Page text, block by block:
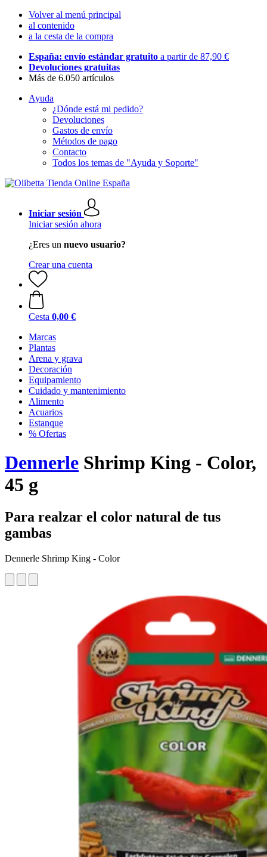
Volver al menú principal
al contenido
a la cesta de la compra
España: envío estándar gratuito a partir de 87,90 €
Devoluciones gratuitas
Más de 6.050 artículos
Ayuda
¿Dónde está mi pedido?
Devoluciones
Gastos de envío
Métodos de pago
Contacto
Todos los temas de "Ayuda y Soporte"
Iniciar sesión
Iniciar sesión ahora
¿Eres un nuevo usuario?
Crear una cuenta
Cesta 0,00 €
Marcas
Plantas
Arena y grava
Decoración
Equipamiento
Cuidado y mantenimiento
Alimento
Acuarios
Estanque
% Ofertas
Dennerle Shrimp King - Color,
45 g
Para realzar el color natural de tus
gambas
Dennerle Shrimp King - Color